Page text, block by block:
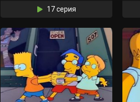
17 серия